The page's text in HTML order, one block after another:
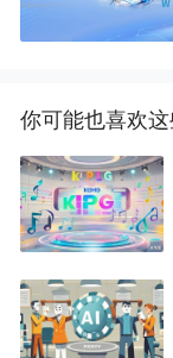
你可能也喜欢